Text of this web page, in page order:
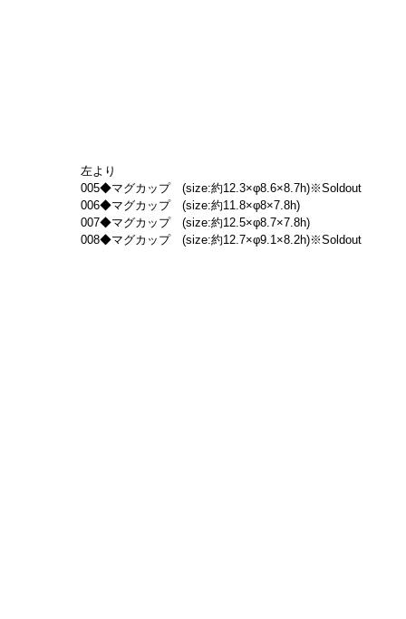
左より
005◆マグカップ　(size:約12.3×φ8.6×8.7h)※Soldout
006◆マグカップ　(size:約11.8×φ8×7.8h)
007◆マグカップ　(size:約12.5×φ8.7×7.8h)
008◆マグカップ　(size:約12.7×φ9.1×8.2h)※Soldout